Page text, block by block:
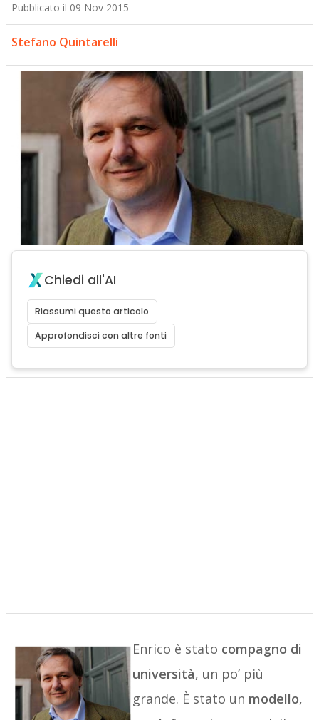
Pubblicato il 09 Nov 2015
Stefano Quintarelli
Chiedi all'AI
Riassumi questo articolo
Approfondisci con altre fonti
Enrico è stato compagno di
università, un po’ più
grande. È stato un modello,